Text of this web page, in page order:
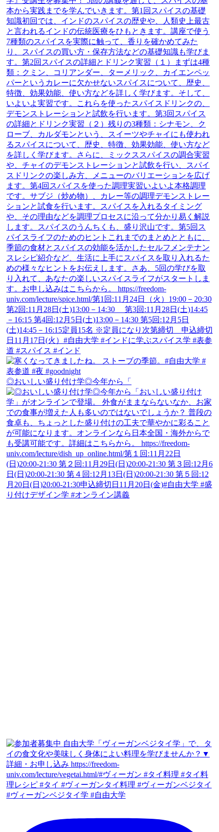
◎おいしい盛り付け学◎今年から「